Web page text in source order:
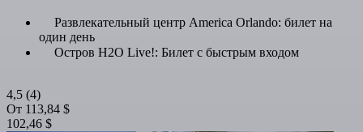
Развлекательный центр America Orlando: билет на
один день
Остров H2O Live!: Билет с быстрым входом
4,5 (4)
От 113,84 $
102,46 $